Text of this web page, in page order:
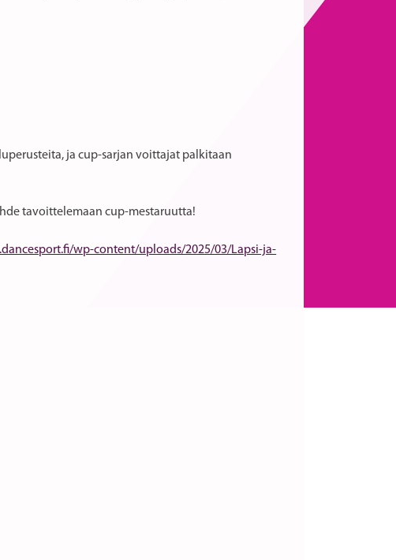
ja cup-sarjan voittajat palkitaan
tavoittelemaan cup-mestaruutta!
wp-content/uploads/2025/03/Lapsi-ja-